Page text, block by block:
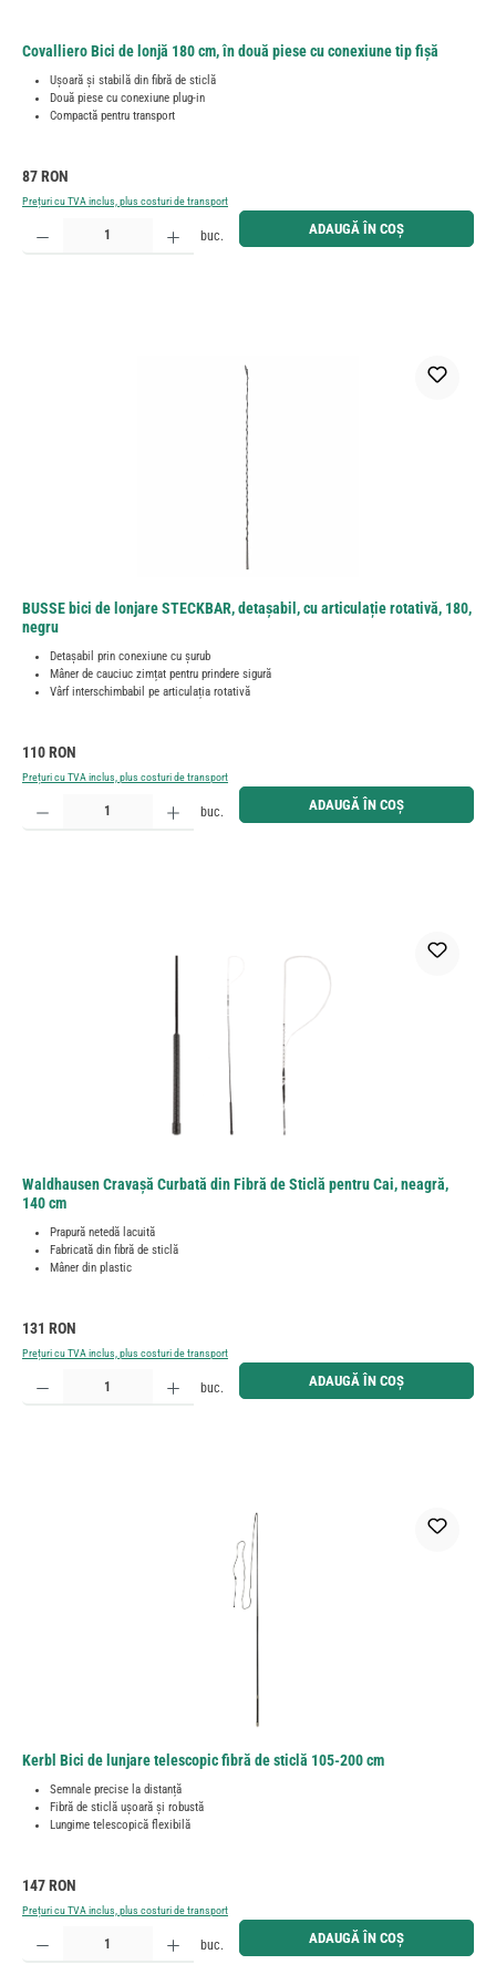
Covalliero Bici de lonjă 180 cm, în două piese cu conexiune tip fișă
Ușoară și stabilă din fibră de sticlă
Două piese cu conexiune plug-in
Compactă pentru transport
Preț obișnuit:
87 RON
Prețuri cu TVA inclus, plus costuri de transport
Cantitate produs: Introduceți cantitatea dorită sau utilizați butoanele pentru a mări sau micșora
buc. ADAUGĂ ÎN COȘ
BUSSE bici de lonjare STECKBAR, detașabil, cu articulație rotativă, 180,
negru
Detașabil prin conexiune cu șurub
Mâner de cauciuc zimțat pentru prindere sigură
Vârf interschimbabil pe articulația rotativă
Preț obișnuit:
110 RON
Prețuri cu TVA inclus, plus costuri de transport
Cantitate produs: Introduceți cantitatea dorită sau utilizați butoanele pentru a mări sau micșora
buc. ADAUGĂ ÎN COȘ
Waldhausen Cravașă Curbată din Fibră de Sticlă pentru Cai, neagră,
140 cm
Prapură netedă lacuită
Fabricată din fibră de sticlă
Mâner din plastic
Preț obișnuit:
131 RON
Prețuri cu TVA inclus, plus costuri de transport
Cantitate produs: Introduceți cantitatea dorită sau utilizați butoanele pentru a mări sau micșora
buc. ADAUGĂ ÎN COȘ
Kerbl Bici de lunjare telescopic fibră de sticlă 105-200 cm
Semnale precise la distanță
Fibră de sticlă ușoară și robustă
Lungime telescopică flexibilă
Preț obișnuit:
147 RON
Prețuri cu TVA inclus, plus costuri de transport
Cantitate produs: Introduceți cantitatea dorită sau utilizați butoanele pentru a mări sau micșora
buc. ADAUGĂ ÎN COȘ